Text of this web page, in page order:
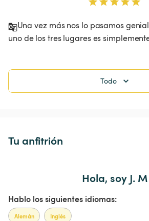
Una vez más nos lo pasamos
Todo
Tu anfitrión
Hola, soy J. M
Hablo los siguientes idiomas:
Alemán Inglés